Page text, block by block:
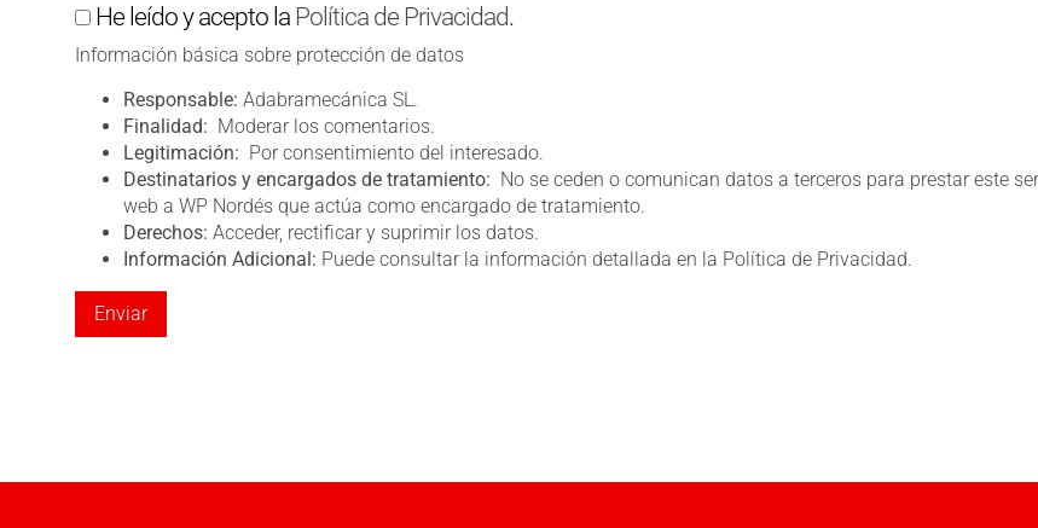
He leído y acepto la Política de Privacidad.
Información básica sobre protección de datos
Responsable: Adabramecánica SL.
Finalidad: Moderar los comentarios.
Legitimación: Por consentimiento del interesado.
Destinatarios y encargados de tratamiento: No se ceden o comunican datos a terceros para prestar este
web a WP Nordés que actúa como encargado de tratamiento.
Derechos: Acceder, rectificar y suprimir los datos.
Información Adicional: Puede consultar la información detallada en la Política de Privacidad.